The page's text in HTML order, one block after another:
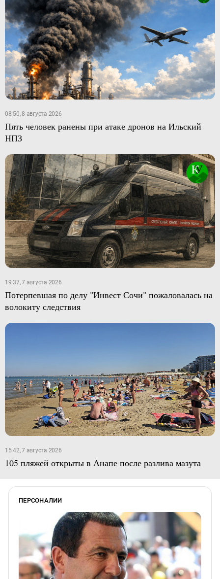
08:50, 8 августа 2026
Пять человек ранены при атаке дронов на Ильский
НПЗ
19:37, 7 августа 2026
Потерпевшая по делу "Инвест Сочи" пожаловалась на
волокиту следствия
15:42, 7 августа 2026
105 пляжей открыты в Анапе после разлива мазута
ПЕРСОНАЛИИ